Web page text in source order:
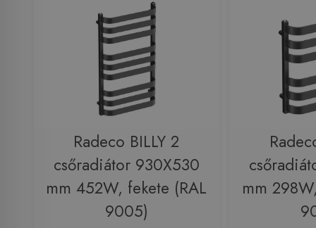
Radeco BILLY 2
csőradiátor 930X530
mm 452W, fekete (RAL
9005)
mm